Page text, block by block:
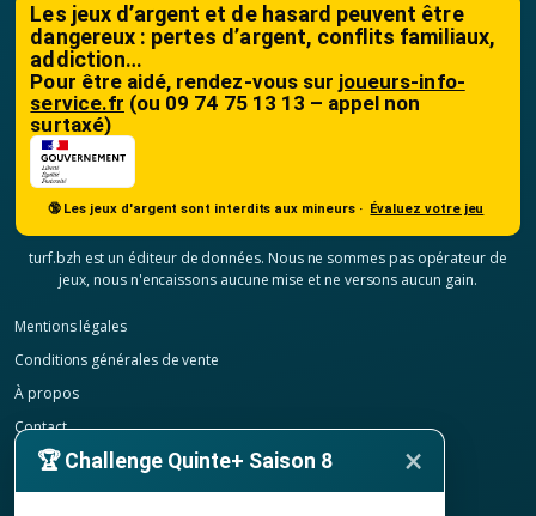
Les jeux d’argent et de hasard peuvent être
dangereux : pertes d’argent, conflits familiaux,
addiction…
Pour être aidé, rendez-vous sur joueurs-info-
service.fr (ou 09 74 75 13 13 – appel non
surtaxé)
🔞 Les jeux d'argent sont interdits aux mineurs · Évaluez votre jeu
turf.bzh est un éditeur de données. Nous ne sommes pas opérateur de
jeux, nous n'encaissons aucune mise et ne versons aucun gain.
Mentions légales
Conditions générales de vente
À propos
Contact
Confidentialité
Résilier mon abonnement
🏆 Challenge Quinte+ Saison 8 ×